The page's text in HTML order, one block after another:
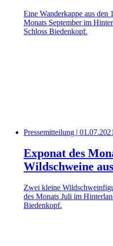
Eine Wanderkappe aus den
Monats September im
Schloss Biedenkopf.
Pressemitteilung |
Exponat des
Wildschweine
Zwei kleine
des Monats Juli im
Biedenkopf.